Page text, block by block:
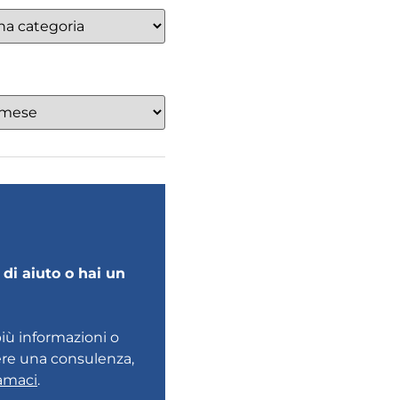
aiuto o hai un
informazioni o
una consulenza,
.